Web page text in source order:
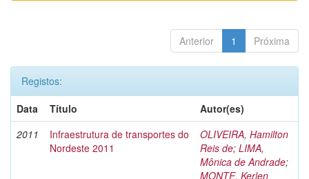
Anterior 1 Próxima
Registos:
Data
Título
Autor(es)
2011
Infraestrutura de transportes do
Nordeste 2011
OLIVEIRA, Hamilton
Reis de; LIMA,
Mônica de Andrade;
MONTE, Kerlen